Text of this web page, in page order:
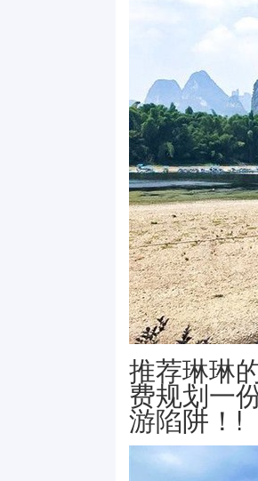
推荐琳琳
费规划一
游陷阱！!